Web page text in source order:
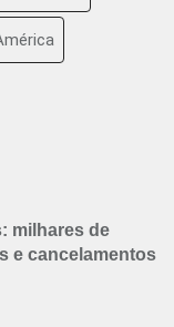
milhares de
e cancelamentos